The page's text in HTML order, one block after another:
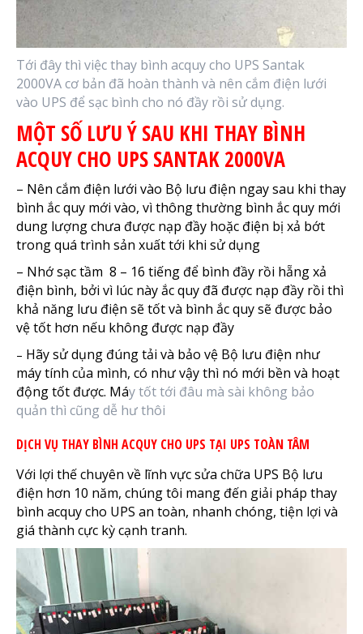
Tới đây thì việc thay bình acquy cho UPS Santak
2000VA cơ bản đã hoàn thành và nên cắm điện lưới
vào UPS để sạc bình cho nó đầy rồi sử dụng.
MỘT SỐ LƯU Ý SAU KHI THAY BÌNH
ACQUY CHO UPS SANTAK 2000VA
– Nên cắm điện lưới vào Bộ lưu điện ngay sau khi thay
bình ắc quy mới vào, vì thông thường bình ắc quy mới
dung lượng chưa được nạp đầy hoặc điện bị xả bớt
trong quá trình sản xuất tới khi sử dụng
– Nhớ sạc tầm 8 – 16 tiếng để bình đầy rồi hẵng xả
điện bình, bởi vì lúc này ắc quy đã được nạp đầy rồi thì
khả năng lưu điện sẽ tốt và bình ắc quy sẽ được bảo
vệ tốt hơn nếu không được nạp đầy
– Hãy sử dụng đúng tải và bảo vệ Bộ lưu điện như
máy tính của mình, có như vậy thì nó mới bền và hoạt
động tốt được. Máy tốt tới đâu mà sài không bảo
quản thì cũng dễ hư thôi
DỊCH VỤ THAY BÌNH ACQUY CHO UPS TẠI UPS TOÀN TÂM
Với lợi thế chuyên về lĩnh vực sửa chữa UPS Bộ lưu
điện hơn 10 năm, chúng tôi mang đến giải pháp thay
bình acquy cho UPS an toàn, nhanh chóng, tiện lợi và
giá thành cực kỳ cạnh tranh.